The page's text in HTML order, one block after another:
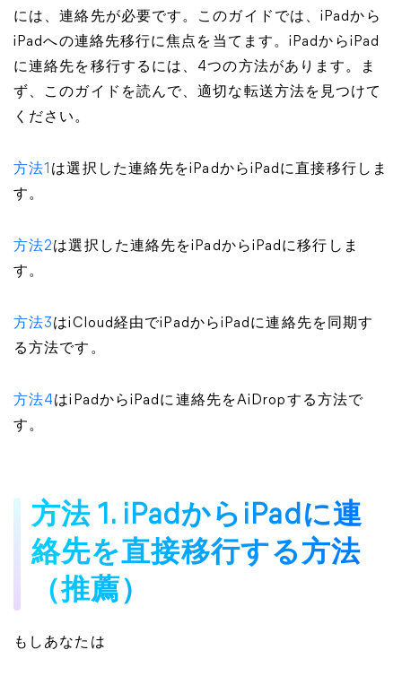
には、連絡先が必要です。このガイドでは、iPadから
iPadへの連絡先移行に焦点を当てます。iPadからiPad
に連絡先を移行するには、4つの方法があります。ま
ず、このガイドを読んで、適切な転送方法を見つけて
ください。
方法1 は選択した連絡先をiPadからiPadに直接移行しま
す。
方法2は選択した連絡先をiPadからiPadに移行しま
す。
方法3はiCloud経由でiPadからiPadに連絡先を同期す
る方法です。
方法4はiPadからiPadに連絡先をAiDropする方法で
す。
方法 1. iPadからiPadに連
絡先を直接移行する方法
（推薦）
もしあなたは